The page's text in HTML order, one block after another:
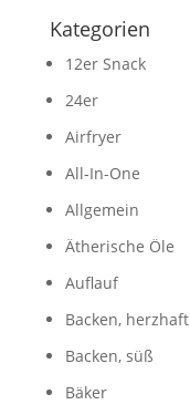
Kategorien
12er Snack
24er
Airfryer
All-In-One
Allgemein
Ätherische Öle
Auflauf
Backen, herzhaft
Backen, süß
Bäker